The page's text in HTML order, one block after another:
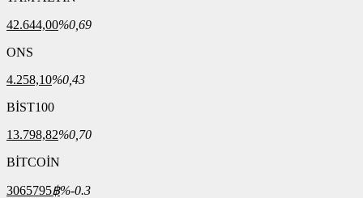
42.644,00%0,69
ONS
4.258,10%0,43
BİST100
13.798,82%0,70
BİTCOİN
3065795฿%-0.3